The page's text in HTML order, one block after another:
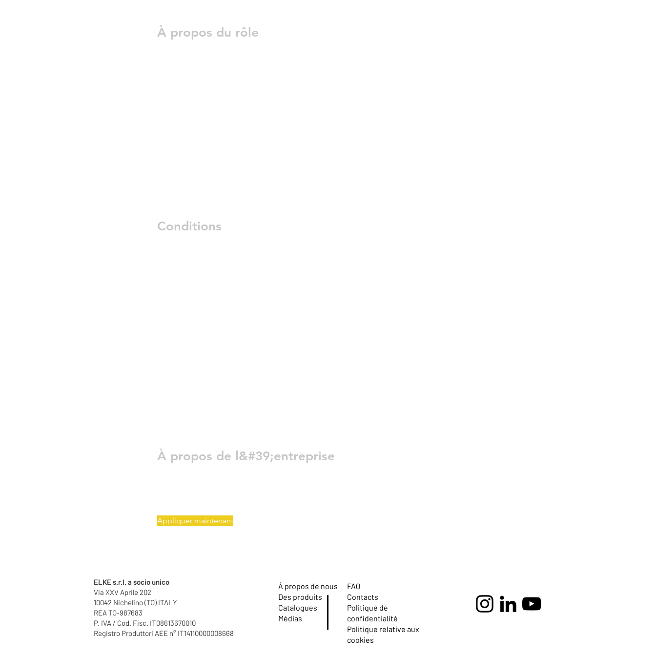
À propos du rôle
Conditions
À propos de l&#39;entreprise
Appliquer maintenant
ELKE s.r.l. a socio unico
Via XXV Aprile 202
10042 Nichelino (TO) ITALY
REA TO-987683
P. IVA / Cod. Fisc. IT08613670010
Registro Produttori AEE n° IT14110000008668
À propos de nous
Des produits
Catalogues
Médias
FAQ
Contacts
Politique de
confidentialité
Politique relative aux
cookies